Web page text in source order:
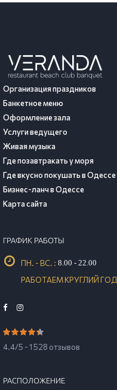
Организация праздников
Банкетное меню
Оформление зала
Услуги ведущего
Живая музыка
Где позавтракать у моря
Где вкусно покушать в Одессе
Бизнес-ланч в Одессе
Карта сайта
ГРАФИК РАБОТЫ
ПН. - ВС. : 8.00 - 22.00
РАБОТАЕМ КРУГЛИЙ ГОД
4.4/5 - 1 528 отзывов
РАСПОЛОЖЕНИЕ